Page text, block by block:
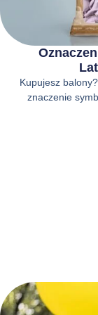
Kupujesz
znaczenie